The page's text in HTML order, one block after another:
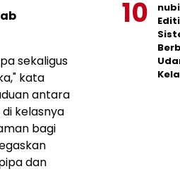
sekaligus
kata
antara
kelasnya
bagi
dan